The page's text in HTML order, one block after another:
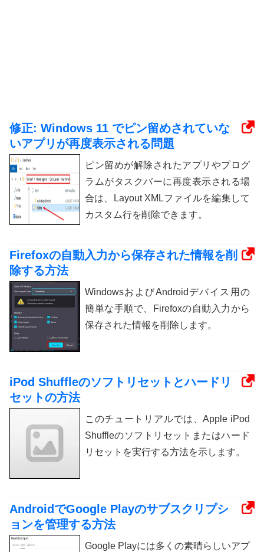
修正: Windows 11 でピン留めされていな
いアプリが再度表示される問題
ピン留めが解除されたアプリやプログ
ラムがタスクバーに再度表示される場
合は、Layout XMLファイルを編集して
カスタム行を削除できます。
Firefoxの自動入力から保存された情報を削
除する方法
WindowsおよびAndroidデバイス用の
簡単な手順で、Firefoxの自動入力から
保存された情報を削除します。
iPod Shuffleのソフトリセットとハードリ
セットの方法
このチュートリアルでは、Apple iPod
Shuffleのソフトリセットまたはハード
リセットを実行する方法を示します。
AndroidでGoogle Playのサブスクリプシ
ョンを管理する方法
Google Playには多くの素晴らしいアプ